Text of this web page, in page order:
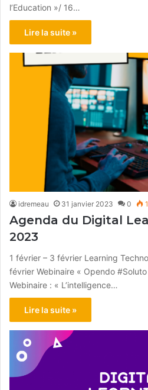
l’Education »/ 16…
Lire la suite »
idremeau 31 janvier 2023 0
Agenda du Digital
2023
1 février – 3 février Learning
février Webinaire « Opendo
Webinaire : « L’intelligence…
Lire la suite »